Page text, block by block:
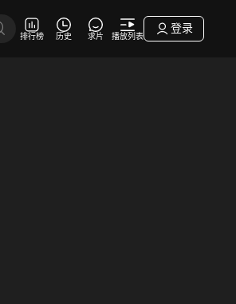
排行榜 历史 求片 播放列表
登录